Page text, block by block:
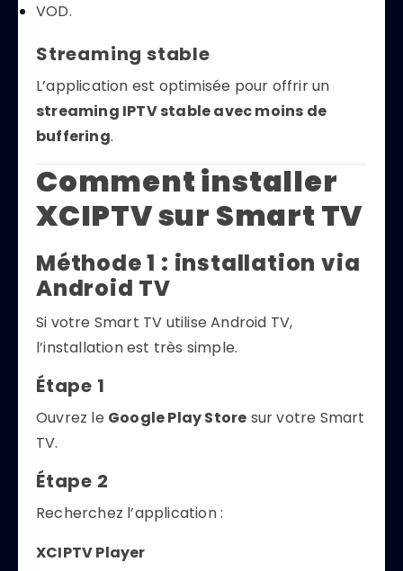
VOD.
Streaming stable
L’application est optimisée pour offrir un
streaming IPTV stable avec moins de
buffering.
Comment installer
XCIPTV sur Smart TV
Méthode 1 : installation via
Android TV
Si votre Smart TV utilise Android TV,
l’installation est très simple.
Étape 1
Ouvrez le Google Play Store sur votre Smart
TV.
Étape 2
Recherchez l’application :
XCIPTV Player